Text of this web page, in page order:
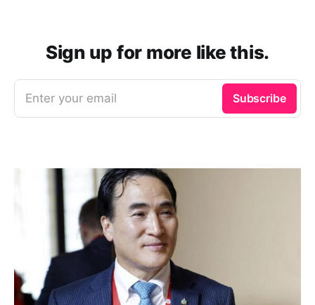
Sign up for more like this.
Enter your email Subscribe